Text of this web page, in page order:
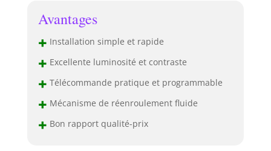
Avantages
+ Installation simple et rapide
+ Excellente luminosité et contraste
+ Télécommande pratique et programmable
+ Mécanisme de réenroulement fluide
+ Bon rapport qualité-prix